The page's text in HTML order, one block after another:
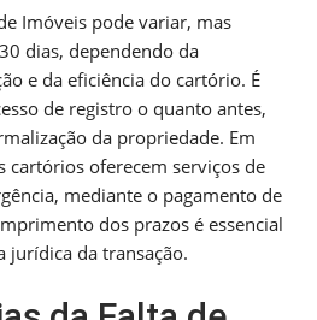
Imóveis pode variar, mas
dias, dependendo da
e da eficiência do cartório. É
de registro o quanto antes,
da propriedade. Em
cartórios oferecem serviços de
mediante o pagamento de
dos prazos é essencial
jurídica da transação.